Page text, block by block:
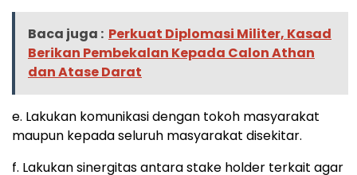
Baca juga : Perkuat Diplomasi Militer, Kasad
Berikan Pembekalan Kepada Calon Athan
dan Atase Darat
e. Lakukan komunikasi dengan tokoh masyarakat
maupun kepada seluruh masyarakat disekitar.
f. Lakukan sinergitas antara stake holder terkait agar